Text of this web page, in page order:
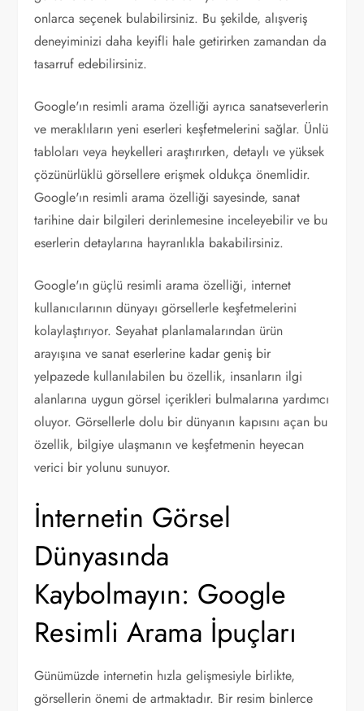
onlarca seçenek bulabilirsiniz. Bu şekilde, alışveriş
deneyiminizi daha keyifli hale getirirken zamandan da
tasarruf edebilirsiniz.
Google'ın resimli arama özelliği ayrıca sanatseverlerin
ve meraklıların yeni eserleri keşfetmelerini sağlar. Ünlü
tabloları veya heykelleri araştırırken, detaylı ve yüksek
çözünürlüklü görsellere erişmek oldukça önemlidir.
Google'ın resimli arama özelliği sayesinde, sanat
tarihine dair bilgileri derinlemesine inceleyebilir ve bu
eserlerin detaylarına hayranlıkla bakabilirsiniz.
Google'ın güçlü resimli arama özelliği, internet
kullanıcılarının dünyayı görsellerle keşfetmelerini
kolaylaştırıyor. Seyahat planlamalarından ürün
arayışına ve sanat eserlerine kadar geniş bir
yelpazede kullanılabilen bu özellik, insanların ilgi
alanlarına uygun görsel içerikleri bulmalarına yardımcı
oluyor. Görsellerle dolu bir dünyanın kapısını açan bu
özellik, bilgiye ulaşmanın ve keşfetmenin heyecan
verici bir yolunu sunuyor.
İnternetin Görsel
Dünyasında
Kaybolmayın: Google
Resimli Arama İpuçları
Günümüzde internetin hızla gelişmesiyle birlikte,
görsellerin önemi de artmaktadır. Bir resim binlerce